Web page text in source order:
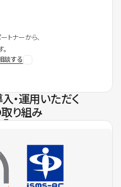
ナーから、
談する
・運用いただく
り組み